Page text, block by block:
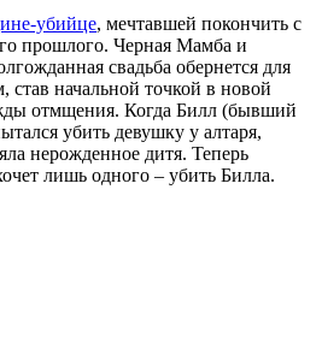
убийце, мечтавшей покончить с
прошлого. Черная Мамба и
свадьба обернется для
начальной точкой в новой
отмщения. Когда Билл (бывший
убить девушку у алтаря,
нерожденное дитя. Теперь
лишь одного – убить Билла.